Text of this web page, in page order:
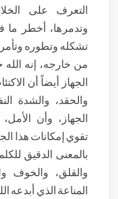
التعرف على
وتدمرها، أخطر ما
تشكله وتطوره
من خارجه، إنه
الجهاز أيضاً أن
والحقد، والشدة
الجهاز، وأن
تقوي إمكانات هذا
بالمعنى الدقيق
والقلق، والخوف
المناعة الذي أبدعه